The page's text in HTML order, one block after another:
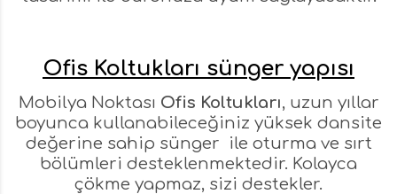
Ofis Koltukları sünger yapısı
Mobilya Noktası Ofis Koltukları, uzun yıllar
boyunca kullanabileceğiniz yüksek dansite
değerine sahip sünger ile oturma ve sırt
bölümleri desteklenmektedir. Kolayca
çökme yapmaz, sizi destekler.